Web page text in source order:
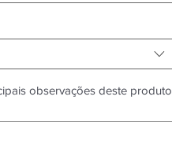
observações deste produto